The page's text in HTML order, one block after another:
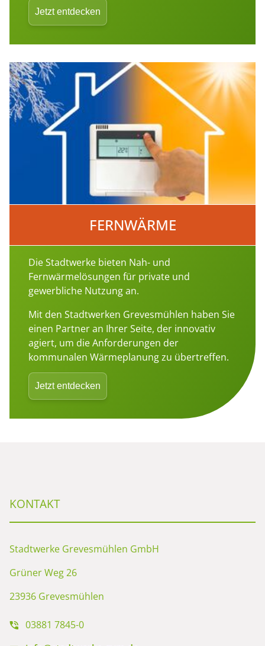
Jetzt entdecken
FERNWÄRME
Die Stadtwerke bieten Nah- und
Fernwärmelösungen für private und
gewerbliche Nutzung an.
Mit den Stadtwerken Grevesmühlen haben Sie
einen Partner an Ihrer Seite, der innovativ
agiert, um die Anforderungen der
kommunalen Wärmeplanung zu übertreffen.
Jetzt entdecken
KONTAKT
Stadtwerke Grevesmühlen GmbH
Grüner Weg 26
23936 Grevesmühlen
03881 7845-0